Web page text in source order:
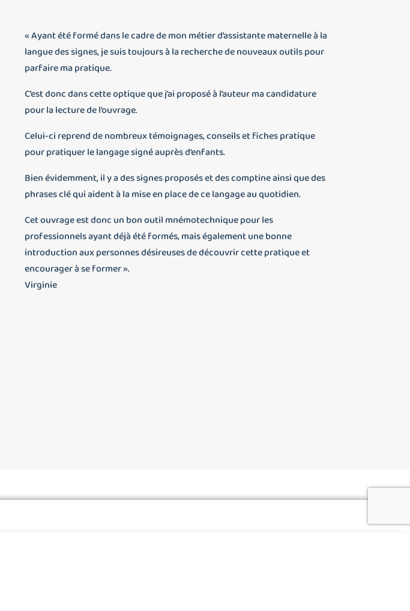
« Ayant été formé dans le cadre de mon métier d’assistante maternelle à la
langue des signes, je suis toujours à la recherche de nouveaux outils pour
parfaire ma pratique.
C’est donc dans cette optique que j’ai proposé à l’auteur ma candidature
pour la lecture de l’ouvrage.
Celui-ci reprend de nombreux témoignages, conseils et fiches pratique
pour pratiquer le langage signé auprès d’enfants.
Bien évidemment, il y a des signes proposés et des comptine ainsi que des
phrases clé qui aident à la mise en place de ce langage au quotidien.
Cet ouvrage est donc un bon outil mnémotechnique pour les
professionnels ayant déjà été formés, mais également une bonne
introduction aux personnes désireuses de découvrir cette pratique et
encourager à se former ».
Virginie